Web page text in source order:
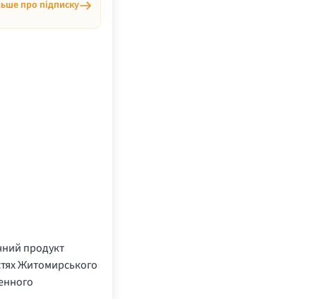
про підписку
продукт
Житомирського